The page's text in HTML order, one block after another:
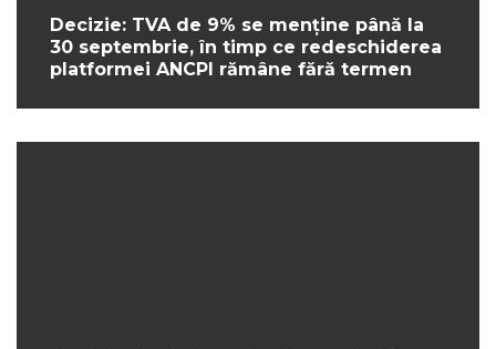
Decizie: TVA de 9% se menține până la
30 septembrie, în timp ce redeschiderea
platformei ANCPI rămâne fără termen